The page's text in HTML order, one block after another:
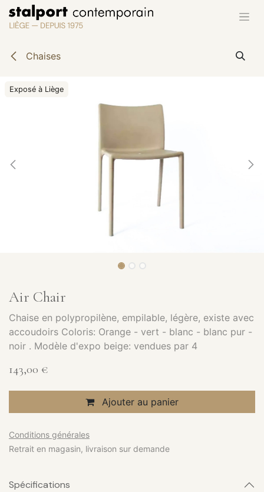
Se rendre au contenu
Chaises
Exposé à Liège
Exposé à Liège
Air Chair
Chaise en polypropilène, empilable, légère, existe avec
accoudoirs Coloris: Orange - vert - blanc - blanc pur -
noir . Modèle d'expo beige: vendues par 4
143,00 €
Ajouter au panier
Conditions générales
Retrait en magasin, livraison sur demande
Spécifications